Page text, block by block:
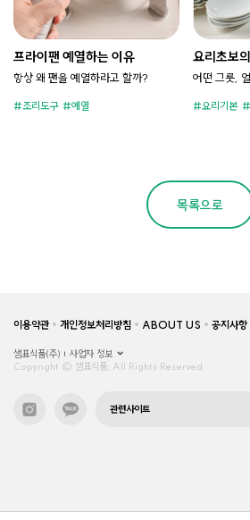
프라이팬 예열하는 이유
항상 왜 팬을 예열하라고 할까?
조리도구 예열
요리초보
게 (그릇
어떤 그릇,
요리기본
목록으로
이용약관 개인정보처리방침 ABOUT US 공지사항
샘표식품(주)
사업자 정보
Copyright © 샘표식품, All Rights Reserved.
관련사이트